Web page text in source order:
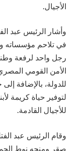
الأجيال.
وأشار الرئيس عبد
في تلاحم مؤسساته
رجل واحد لرفعة
الأمن القومي
للدولة، بالإضافة
لتوفير حياة كريمة
للأجيال القادمة.
وقام الرئيس عبد
صقر ومنحه نوط